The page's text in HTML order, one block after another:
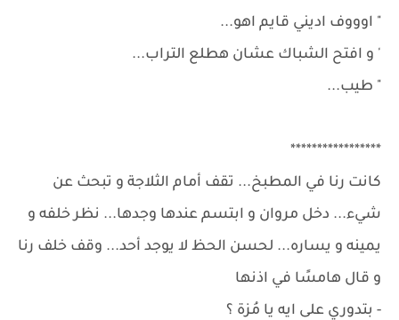
" اوووف اديني قايم اهو...
' و افتح الشباك عشان هطلع التراب...
" طيب...
*****************
كانت رنا في المطبخ... تقف أمام الثلاجة و تبحث عن
شيء... دخل مروان و ابتسم عندها وجدها... نظر خلفه و
يمينه و يساره... لحسن الحظ لا يوجد أحد... وقف خلف رنا
و قال هامسًا في اذنها
- بتدوري على ايه يا مُزة ؟